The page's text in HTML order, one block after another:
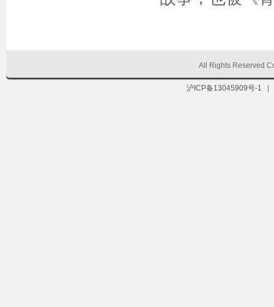
All Rights Reserved
沪ICP备13045909号-1